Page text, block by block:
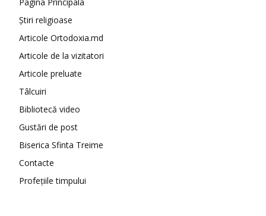
Știri religioase
Articole Ortodoxia.md
Articole de la vizitatori
Articole preluate
Tâlcuiri
Bibliotecă video
Gustări de post
Biserica Sfinta Treime
Contacte
Profețiile timpului